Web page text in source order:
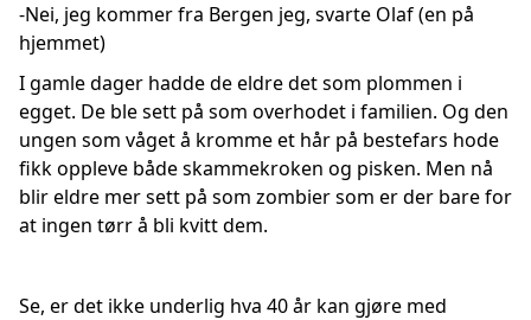
-Nei, jeg kommer fra Bergen jeg, svarte Olaf (en på
hjemmet)
I gamle dager hadde de eldre det som plommen i
egget. De ble sett på som overhodet i familien. Og den
ungen som våget å kromme et hår på bestefars hode
fikk oppleve både skammekroken og pisken. Men nå
blir eldre mer sett på som zombier som er der bare for
at ingen tørr å bli kvitt dem.
Se, er det ikke underlig hva 40 år kan gjøre med